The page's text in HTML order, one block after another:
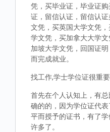
凭，买毕业证，毕业证
证，留信认证，留信认
文凭，买英国大学文凭
学文凭，买加拿大大学
加坡大学文凭，回国证
而完成就业。
找工作,学士学位证很重
首先在个人认知上，有
确的的，因为学位证代
平而授予的证书，有了
许多了。